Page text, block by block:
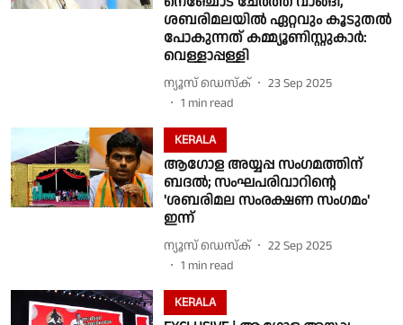
ശബരിമലയിൽ ഏറ്റവും കൂടുതൽ
പോകുന്നത് കമ്മ്യൂണിസ്റ്റുകാ‍ർ:
വെള്ളാപ്പള്ളി
ന്യൂസ് ഡെസ്ക്
23 Sep 2025
1 min read
KERALA
ആഗോള അയ്യപ്പ സംഗമത്തിന്
ബദൽ; സംഘപരിവാറിൻ്റെ
'ശബരിമല സംരക്ഷണ സംഗമം'
ഇന്ന്
ന്യൂസ് ഡെസ്ക്
22 Sep 2025
1 min read
KERALA